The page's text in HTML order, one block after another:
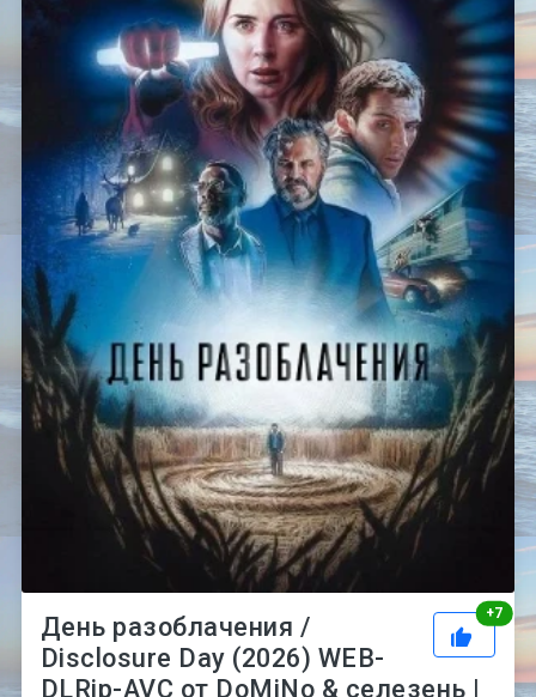
+7
День разоблачения /
Disclosure Day (2026) WEB-
DLRip-AVC от DoMiNo & селезень |